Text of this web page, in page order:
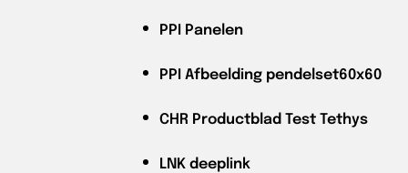
PPI Panelen
PPIAfbeelding pendelset60x60
CHR Productblad Test Tethys
LNKdeeplink